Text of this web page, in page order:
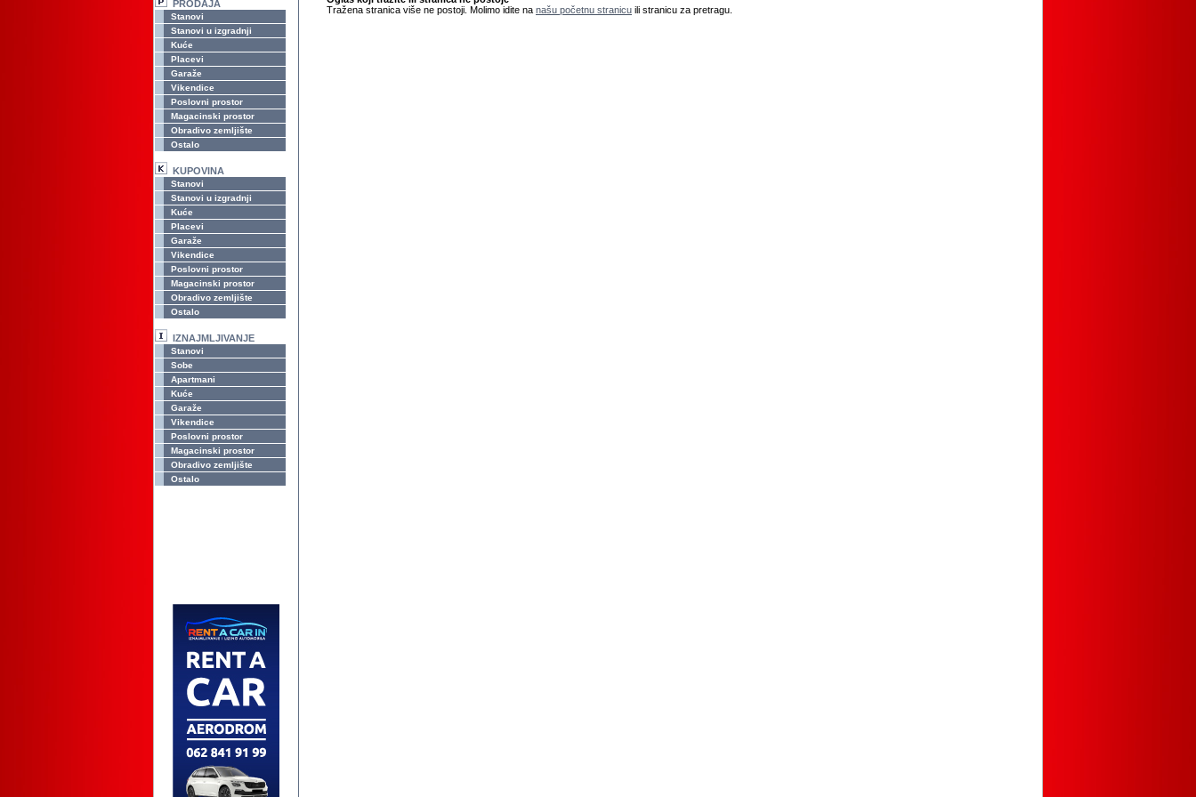
PRODAJA
Stanovi
Stanovi u izgradnji
Kuće
Placevi
Garaže
Vikendice
Poslovni prostor
Magacinski prostor
Obradivo zemljište
Ostalo
KUPOVINA
Stanovi
Stanovi u izgradnji
Kuće
Placevi
Garaže
Vikendice
Poslovni prostor
Magacinski prostor
Obradivo zemljište
Ostalo
IZNAJMLJIVANJE
Stanovi
Sobe
Apartmani
Kuće
Garaže
Vikendice
Poslovni prostor
Magacinski prostor
Obradivo zemljište
Ostalo
Tražena stranica više ne postoji. Molimo idite na našu početnu stranicu ili stranicu za pretragu.